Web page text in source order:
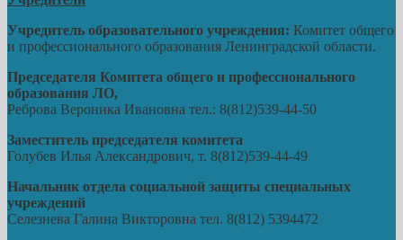
Учредитель образовательного учреждения: Комитет общего
и профессионального образования Ленинградской области.
Председателя Комитета общего и профессионального
образования ЛО,
Реброва Вероника Ивановна тел.: 8(812)539-44-50
Заместитель председателя комитета
Голубев Илья Александрович, т. 8(812)539-44-49
Начальник отдела социальной защиты специальных
учреждений
Селезнева Галина Викторовна тел. 8(812) 5394472